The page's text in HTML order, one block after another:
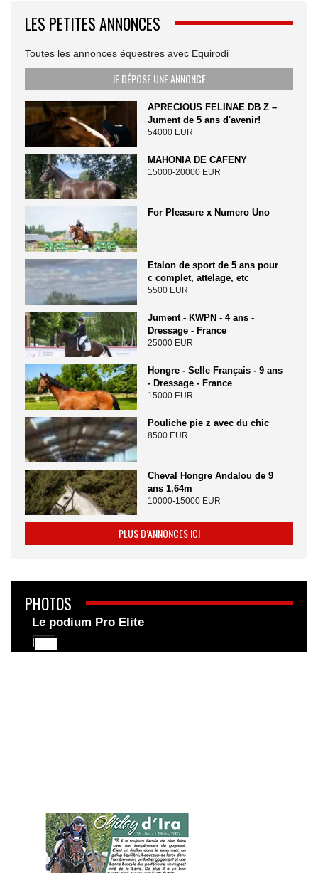
LES PETITES ANNONCES
Toutes les annonces équestres avec Equirodi
JE DÉPOSE UNE ANNONCE
APRECIOUS FELINAE DB Z –
Jument de 5 ans d'avenir!
54000 EUR
MAHONIA DE CAFENY
15000-20000 EUR
For Pleasure x Numero Uno
Etalon de sport de 5 ans pour
c complet, attelage, etc
5500 EUR
Jument - KWPN - 4 ans -
Dressage - France
25000 EUR
Hongre - Selle Français - 9 ans
- Dressage - France
15000 EUR
Pouliche pie z avec du chic
8500 EUR
Cheval Hongre Andalou de 9
ans 1,64m
10000-15000 EUR
PLUS D’ANNONCES ICI
PHOTOS
Le podium Pro Elite